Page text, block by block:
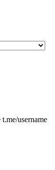
username